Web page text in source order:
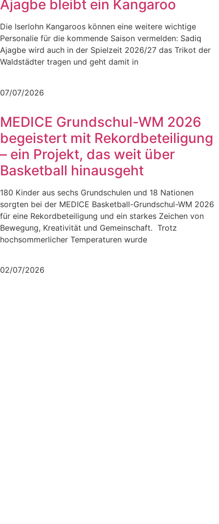
Ajagbe bleibt ein Kangaroo
Die Iserlohn Kangaroos können eine weitere wichtige
Personalie für die kommende Saison vermelden: Sadiq
Ajagbe wird auch in der Spielzeit 2026/27 das Trikot der
Waldstädter tragen und geht damit in
07/07/2026
MEDICE Grundschul-WM 2026
begeistert mit Rekordbeteiligung
– ein Projekt, das weit über
Basketball hinausgeht
180 Kinder aus sechs Grundschulen und 18 Nationen
sorgten bei der MEDICE Basketball-Grundschul-WM 2026
für eine Rekordbeteiligung und ein starkes Zeichen von
Bewegung, Kreativität und Gemeinschaft. Trotz
hochsommerlicher Temperaturen wurde
02/07/2026